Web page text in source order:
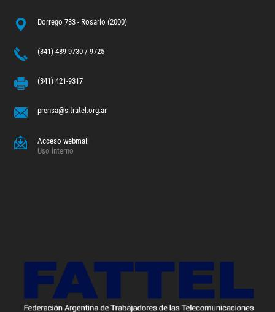
Dorrego 733 - Rosario (2000)
(341) 489-9730 / 9725
(341) 421-9317
prensa@sitratel.org.ar
Acceso webmail
Uso interno